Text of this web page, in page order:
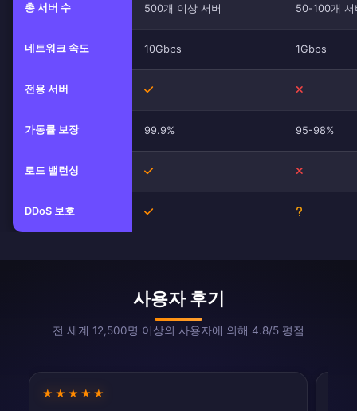
총 서버 수 500개 이상 서버 50-100개 서
네트워크 속도 10Gbps 1Gbps
전용 서버 예
가동률 보장 99.9% 95-98%
로드 밸런싱 예
DDoS 보호 예
사용자 후기
전 세계 12,500명 이상의 사용자에 의해 4.8/5 평점
★★★★★